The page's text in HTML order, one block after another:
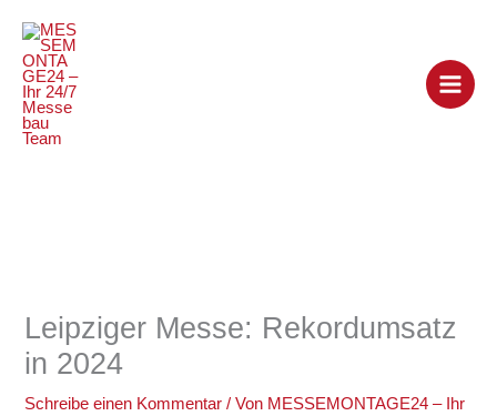
Inhalt
springen
Leipziger Messe: Rekordumsatz
in 2024
Schreibe einen Kommentar / Von MESSEMONTAGE24 – Ihr